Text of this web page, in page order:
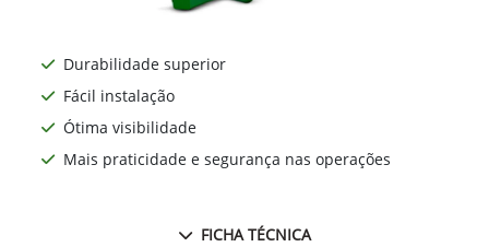
Durabilidade superior
Fácil instalação
Ótima visibilidade
Mais praticidade e segurança nas operações
FICHA TÉCNICA